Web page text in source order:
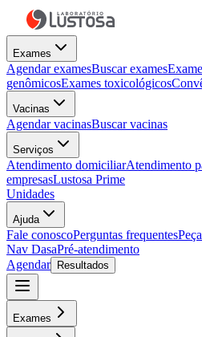
Exames
Agendar examesBuscar exames
genômicosExames toxicológicos
Vacinas
Agendar vacinasBuscar vacinas
Serviços
Atendimento domiciliarAtendimento
empresasLustosa Prime
Unidades
Ajuda
Fale conoscoPerguntas frequentes
Nav DasaPré-atendimento
Agendar
Resultados
Exames